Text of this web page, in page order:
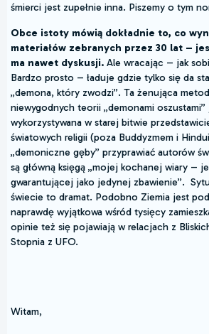
śmierci jest zupełnie inna. Piszemy o tym
Obce istoty mówią dokładnie to, co
materiałów zebranych przez 30 lat –
ma nawet dyskusji. Ale wracając – jak
Bardzo prosto – ładuje gdzie tylko się da
„demona, który zwodzi”. Ta żenująca
niewygodnych teorii „demonami
wykorzystywana w starej bitwie
światowych religii (poza Buddyzmem i
„demoniczne gęby” przyprawiać autorów
są główną księgą „mojej kochanej wiary –
gwarantującej jako jedynej zbawienie”.
świecie to dramat. Podobno Ziemia jest
naprawdę wyjątkowa wśród tysięcy
opinie też się pojawiają w relacjach z
Stopnia z UFO.
Witam,